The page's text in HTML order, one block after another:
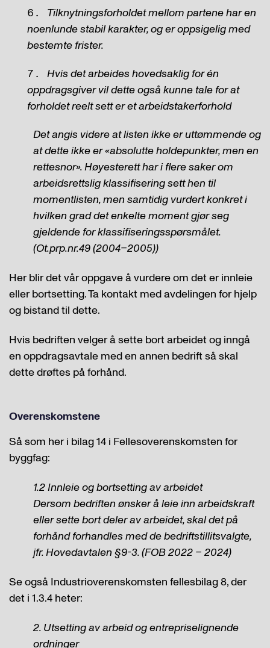
Tilknytningsforholdet mellom partene har en
noenlunde stabil karakter, og er oppsigelig med
bestemte frister.
Hvis det arbeides hovedsaklig for én
oppdragsgiver vil dette også kunne tale for at
forholdet reelt sett er et arbeidstakerforhold
Det angis videre at listen ikke er uttømmende og
at dette ikke er «absolutte holdepunkter, men en
rettesnor». Høyesterett har i flere saker om
arbeidsrettslig klassifisering sett hen til
momentlisten, men samtidig vurdert konkret i
hvilken grad det enkelte moment gjør seg
gjeldende for klassifiseringsspørsmålet.
(Ot.prp.nr.49 (2004–2005))
Her blir det vår oppgave å vurdere om det er innleie
eller bortsetting. Ta kontakt med avdelingen for hjelp
og bistand til dette.
Hvis bedriften velger å sette bort arbeidet og inngå
en oppdragsavtale med en annen bedrift så skal
dette drøftes på forhånd.
Overenskomstene
Så som her i bilag 14 i Fellesoverenskomsten for
byggfag:
1.2 Innleie og bortsetting av arbeidet
Dersom bedriften ønsker å leie inn arbeidskraft
eller sette bort deler av arbeidet, skal det på
forhånd forhandles med de bedriftstillitsvalgte,
jfr. Hovedavtalen §9-3. (FOB 2022 – 2024)
Se også Industrioverenskomsten fellesbilag 8, der
det i 1.3.4 heter:
2. Utsetting av arbeid og entrepriselignende
ordninger